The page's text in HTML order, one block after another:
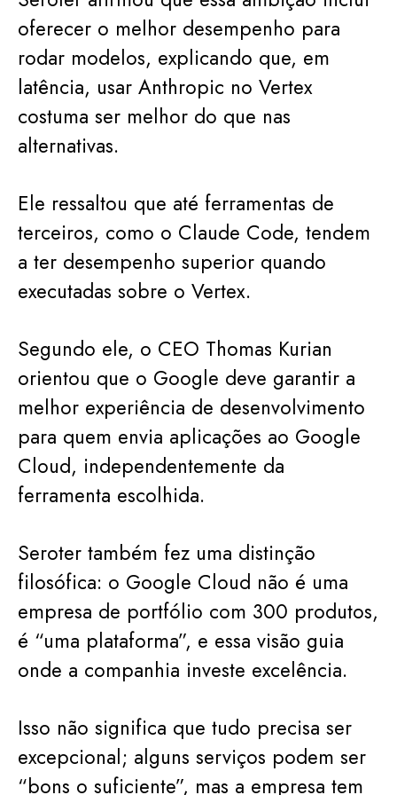
oferecer o melhor desempenho para
rodar modelos, explicando que, em
latência, usar Anthropic no Vertex
costuma ser melhor do que nas
alternativas.
Ele ressaltou que até ferramentas de
terceiros, como o Claude Code, tendem
a ter desempenho superior quando
executadas sobre o Vertex.
Segundo ele, o CEO Thomas Kurian
orientou que o Google deve garantir a
melhor experiência de desenvolvimento
para quem envia aplicações ao Google
Cloud, independentemente da
ferramenta escolhida.
Seroter também fez uma distinção
filosófica: o Google Cloud não é uma
empresa de portfólio com 300 produtos,
é “uma plataforma”, e essa visão guia
onde a companhia investe excelência.
Isso não significa que tudo precisa ser
excepcional; alguns serviços podem ser
“bons o suficiente”, mas a empresa tem